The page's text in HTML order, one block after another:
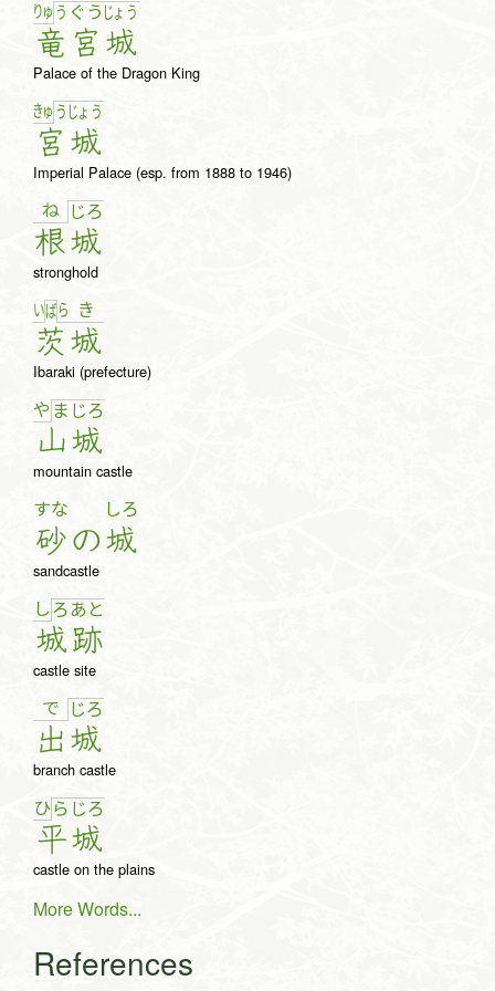
りゅ う
竜
ぐ う
宮
じょ う
城
Palace of the Dragon King
きゅ う
宮
じょ う
城
Imperial Palace (esp. from 1888 to 1946)
ね
根
じろ
城
stronghold
いば ら
茨
き
城
Ibaraki (prefecture)
や ま
山
じろ
城
mountain castle
すな
砂の
しろ
城
sandcastle
しろ
城
あ と
跡
castle site
で
出
じろ
城
branch castle
ひら
平
じろ
城
castle on the plains
More Words...
References